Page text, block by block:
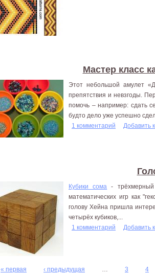
Мастер класс
Этот небольшой амулет
препятствия и невзгоды.
помочь – например: сдать
будто дело уже успешно
1 комментарий
Добавить
Кубики сома -
математических игр как
голову Хейна пришла
четырёх кубиков,...
1 комментарий
Добавить
« первая ‹ предыдущая 3 4